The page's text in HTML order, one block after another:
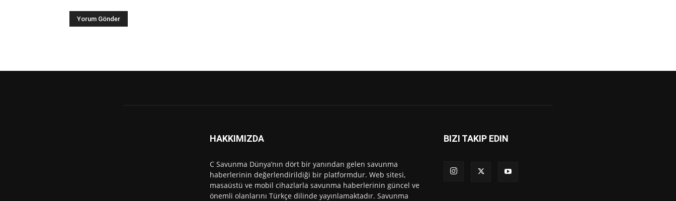
HAKKIMIZDA
C Savunma Dünya’nın dört bir yanından gelen savunma
haberlerinin değerlendirildiği bir platformdur. Web sitesi,
masaüstü ve mobil cihazlarla savunma haberlerinin güncel ve
önemli olanlarını Türkçe dilinde yayınlamaktadır. Savunma
BIZI TAKIP EDIN